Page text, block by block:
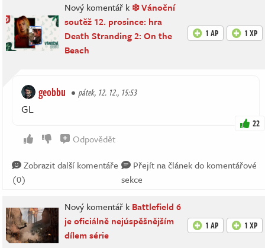
Nový komentář k ❄️ Vánoční
soutěž 12. prosince: hra
Death Stranding 2: On the
Beach
1 AP 1 XP
geobbu pátek, 12. 12., 15:53
GL
22
Odpovědět
Zobrazit další komentáře
(0)
Přejít na článek do komentářové
sekce
Nový komentář k Battlefield 6
je oficiálně nejúspěšnějším
dílem série
1 AP 1 XP